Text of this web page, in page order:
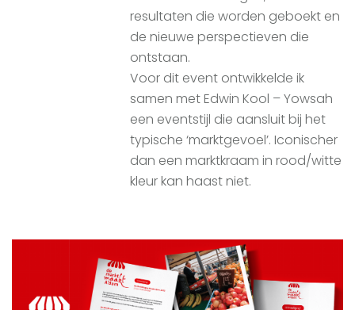
resultaten die worden geboekt en
de nieuwe perspectieven die
ontstaan.
Voor dit event ontwikkelde ik
samen met Edwin Kool – Yowsah
een eventstijl die aansluit bij het
typische ‘marktgevoel’. Iconischer
dan een marktkraam in rood/witte
kleur kan haast niet.